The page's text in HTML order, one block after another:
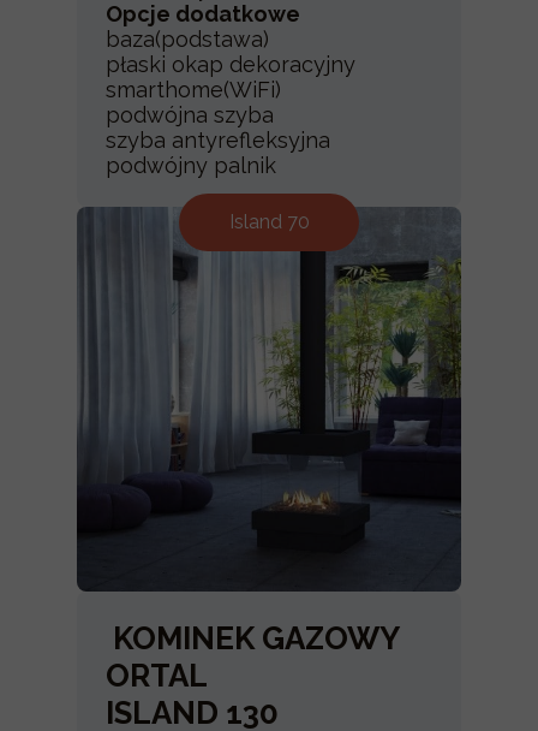
Island 70
Opcje dodatkowe
baza(podstawa)
płaski okap dekoracyjny
smarthome(WiFi)
podwójna szyba
szyba antyrefleksyjna
podwójny palnik
KOMINEK GAZOWY
ORTAL
ISLAND 130